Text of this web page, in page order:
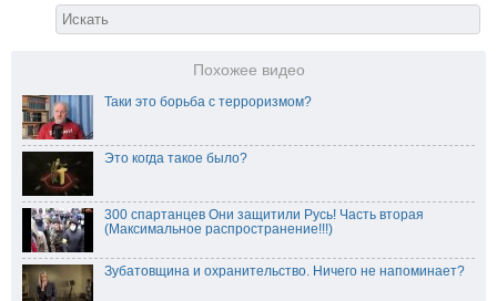
Похожее видео
Таки это борьба с терроризмом?
Это когда такое было?
300 спартанцев Они защитили Русь! Часть вторая
(Максимальное распространение!!!)
Зубатовщина и охранительство. Ничего не напоминает?